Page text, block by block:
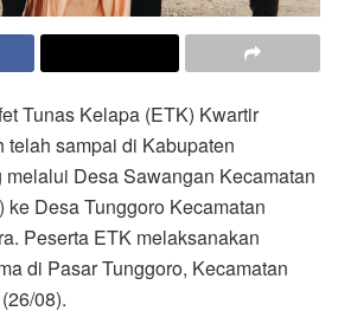
Tunas Kelapa (ETK) Kwartir
telah sampai di Kabupaten
Desa Sawangan Kecamatan
ke Desa Tunggoro Kecamatan
Peserta ETK melaksanakan
di Pasar Tunggoro, Kecamatan
08).